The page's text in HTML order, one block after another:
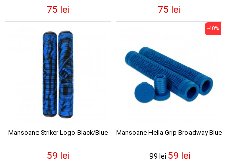
75 lei 75 lei
Mansoane Striker Logo Black/Blue
59 lei
Mansoane Hella Grip Broadway Blue
99 lei
-40%
59 lei